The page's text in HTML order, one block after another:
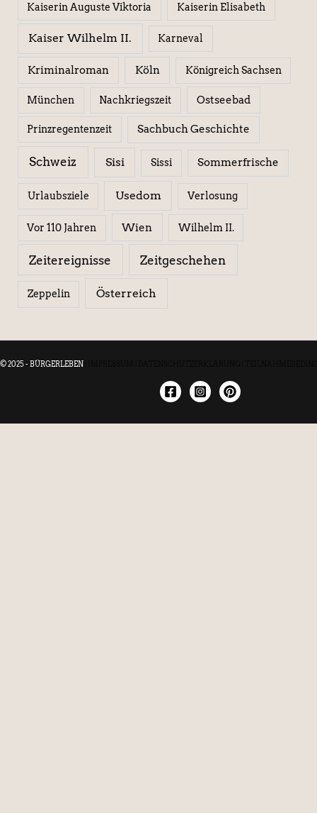
Kaiserin Auguste Viktoria Kaiserin Elisabeth
Kaiser Wilhelm II. Karneval
Kriminalroman Köln Königreich Sachsen
München Nachkriegszeit Ostseebad
Prinzregentenzeit Sachbuch Geschichte
Schweiz Sisi Sissi Sommerfrische
Urlaubsziele Usedom Verlosung
Vor 110 Jahren Wien Wilhelm II.
Zeitereignisse Zeitgeschehen
Zeppelin Österreich
© 2025 - BÜRGERLEBEN